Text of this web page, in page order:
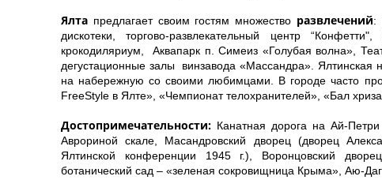
Ялта предлагает своим гостям множество развлечений:
дискотеки, торгово-развлекательный центр
крокодиляриум,
Аквапарк п. Симеиз «Голубая волна»,
дегустационные залы
винзавода «Массандра». Ялтинская
на набережную со своими любимцами. В городе часто
FreeStyle в Ялте», «Чемпионат телохранителей», «Бал
Достопримечательности: Канатная дорога на Ай-
Аврориной скале, Масандровский дворец (дворец
Ялтинской конференции 1945 г.), Воронцовский
ботанический сад – «зеленая сокровищница Крыма», Аю-